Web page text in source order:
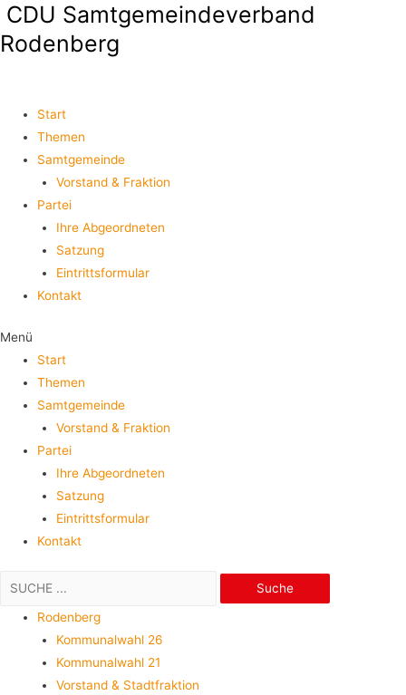
CDU Samtgemeindeverband
Rodenberg
Start
Themen
Samtgemeinde
Vorstand & Fraktion
Partei
Ihre Abgeordneten
Satzung
Eintrittsformular
Kontakt
Menü
Start
Themen
Samtgemeinde
Vorstand & Fraktion
Partei
Ihre Abgeordneten
Satzung
Eintrittsformular
Kontakt
Suche
Rodenberg
Kommunalwahl 26
Kommunalwahl 21
Vorstand & Stadtfraktion